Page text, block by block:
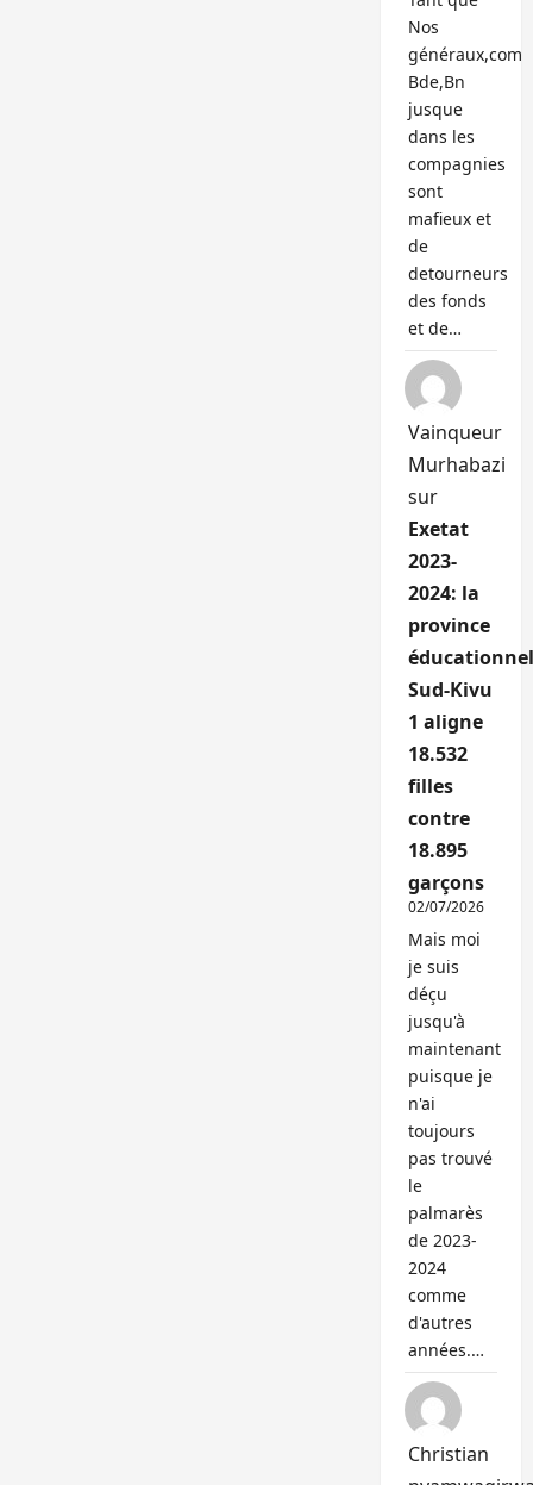
Nos
généraux,com
Bde,Bn
jusque
dans les
compagnies
sont
mafieux et
de
detourneurs
des fonds
et de…
Vainqueur
Murhabazi
sur
Exetat
2023-
2024: la
province
Sud-Kivu
1 aligne
18.532
filles
contre
18.895
garçons
02/07/2026
Mais moi
je suis
déçu
jusqu'à
maintenant
puisque je
n'ai
toujours
pas trouvé
le
palmarès
de 2023-
2024
comme
d'autres
années.…
Christian